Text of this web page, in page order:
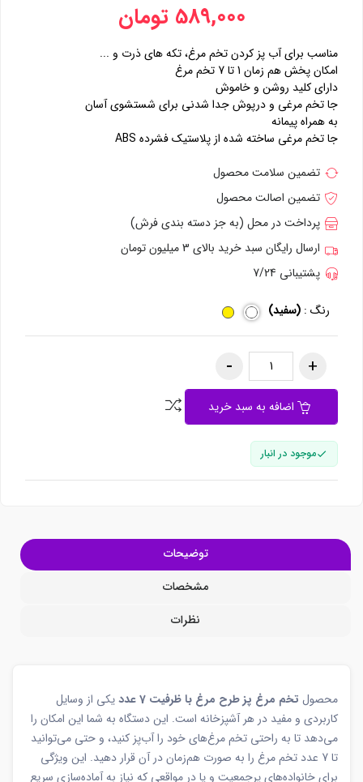
589,000 تومان
مناسب برای آب پز کردن تخم مرغ، تکه های ذرت و ...
امکان پخش هم زمان 1 تا 7 تخم مرغ
دارای کلید روشن و خاموش
جا تخم مرغی و درپوش جدا شدنی برای شستشوی آسان
به همراه پیمانه
جا تخم مرغی ساخته شده از پلاستیک فشرده ABS
تضمین سلامت محصول
تضمین اصالت محصول
پرداخت در محل (به جز دسته بندی فرش)
ارسال رایگان سبد خرید بالای 3 میلیون تومان
پشتیبانی 7/24
رنگ : (سفید)
اضافه به سبد خرید
موجود در انبار
توضیحات
مشخصات
نظرات
محصول تخم‌ مرغ‌ پز طرح مرغ با ظرفیت 7 عدد
یکی از وسایل
کاربردی و مفید در هر آشپزخانه است. این دستگاه به شما این امکان را
می‌دهد تا به راحتی تخم مرغ‌های خود را آب‌پز کنید، و حتی می‌توانید
تا 7 عدد تخم مرغ را به صورت هم‌زمان در آن قرار دهید. این ویژگی
برای خانواده‌های پرجمعیت و یا در مواقعی که نیاز به آماده‌سازی سریع